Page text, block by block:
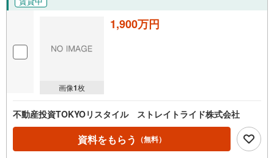
画像1枚
1,900万円
不動産投資TOKYOリスタイル ストレイトライド株式会社
資料をもらう （無料）